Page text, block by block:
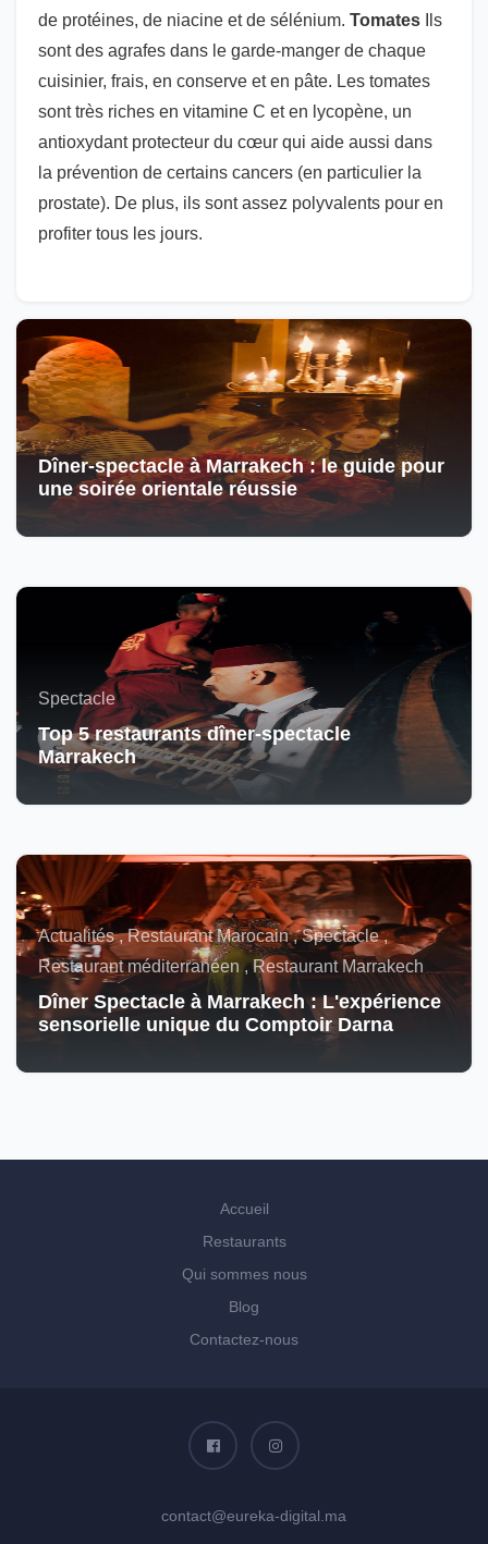
de protéines, de niacine et de sélénium. Tomates Ils
sont des agrafes dans le garde-manger de chaque
cuisinier, frais, en conserve et en pâte. Les tomates
sont très riches en vitamine C et en lycopène, un
antioxydant protecteur du cœur qui aide aussi dans
la prévention de certains cancers (en particulier la
prostate). De plus, ils sont assez polyvalents pour en
profiter tous les jours.
Dîner-spectacle à Marrakech : le guide pour
une soirée orientale réussie
Spectacle
Top 5 restaurants dîner-spectacle
Marrakech
Actualités , Restaurant Marocain , Spectacle ,
Restaurant méditerranéen , Restaurant Marrakech
Dîner Spectacle à Marrakech : L'expérience
sensorielle unique du Comptoir Darna
Accueil
Restaurants
Qui sommes nous
Blog
Contactez-nous
contact@eureka-digital.ma